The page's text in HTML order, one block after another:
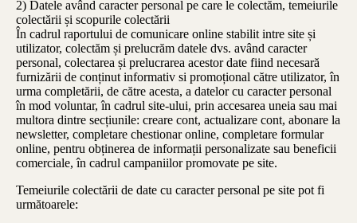
2) Datele având caracter personal pe care le colectăm, temeiurile
colectării și scopurile colectării
În cadrul raportului de comunicare online stabilit intre site și
utilizator, colectăm și prelucrăm datele dvs. având caracter
personal, colectarea și prelucrarea acestor date fiind necesară
furnizării de conținut informativ si promoțional către utilizator, în
urma completării, de către acesta, a datelor cu caracter personal
în mod voluntar, în cadrul site-ului, prin accesarea uneia sau mai
multora dintre secțiunile: creare cont, actualizare cont, abonare la
newsletter, completare chestionar online, completare formular
online, pentru obținerea de informații personalizate sau beneficii
comerciale, în cadrul campaniilor promovate pe site.
Temeiurile colectării de date cu caracter personal pe site pot fi
următoarele: